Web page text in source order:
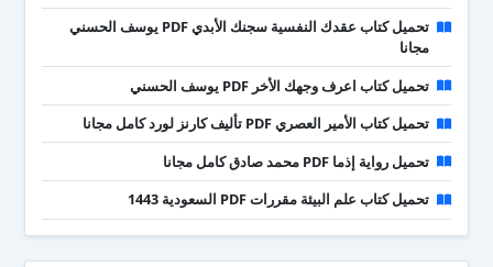
تحميل كتاب عقدك النفسية سجنك الأبدي PDF يوسف الحسني
مجانا
تحميل كتاب اعرف وجهك الأخر PDF يوسف الحسني
تحميل كتاب الأمير العصري PDF تأليف كارنز لورد كامل مجانا
تحميل رواية إذما PDF محمد صادق كامل مجانا
تحميل كتاب علم البيئة مقررات PDF السعودية 1443